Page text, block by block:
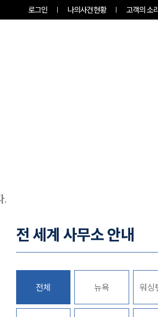
로그인 나의사건현황 고객의 소리
.
전 세계 사무소 안내
전체 뉴욕 워싱